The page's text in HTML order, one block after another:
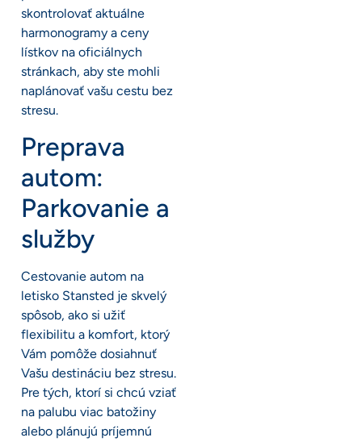
skontrolovať aktuálne
harmonogramy a ceny
lístkov na oficiálnych
stránkach, aby ste mohli
naplánovať vašu cestu bez
stresu.
Preprava
autom:
Parkovanie a
služby
Cestovanie autom na
letisko Stansted je skvelý
spôsob, ako si užiť
flexibilitu a komfort, ktorý
Vám pomôže dosiahnuť
Vašu destináciu bez stresu.
Pre tých, ktorí si chcú vziať
na palubu viac batožiny
alebo plánujú príjemnú